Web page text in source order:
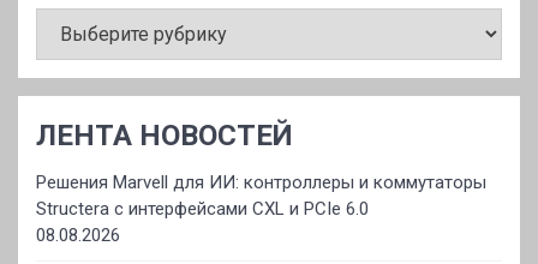
ЛЕНТА НОВОСТЕЙ
Решения Marvell для ИИ: контроллеры и коммутаторы
Structera с интерфейсами CXL и PCIe 6.0
08.08.2026